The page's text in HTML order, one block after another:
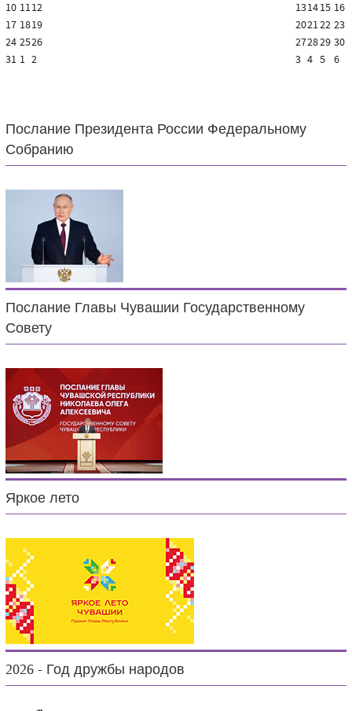
10 1112 131415 16
17 1819 202122 23
24 2526 272829 30
31 1 2 3 4 5 6
Послание Президента России Федеральному
Собранию
Послание Главы Чувашии Государственному
Совету
Яркое лето
2026 - Год дружбы народов